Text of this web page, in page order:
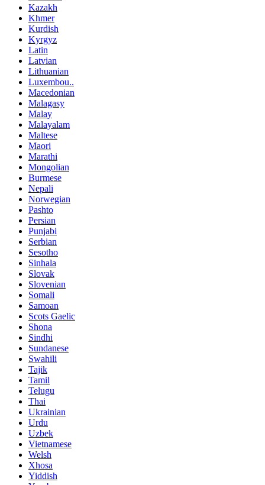
Kazakh
Khmer
Kurdish
Kyrgyz
Latin
Latvian
Lithuanian
Luxembou..
Macedonian
Malagasy
Malay
Malayalam
Maltese
Maori
Marathi
Mongolian
Burmese
Nepali
Norwegian
Pashto
Persian
Punjabi
Serbian
Sesotho
Sinhala
Slovak
Slovenian
Somali
Samoan
Scots Gaelic
Shona
Sindhi
Sundanese
Swahili
Tajik
Tamil
Telugu
Thai
Ukrainian
Urdu
Uzbek
Vietnamese
Welsh
Xhosa
Yiddish